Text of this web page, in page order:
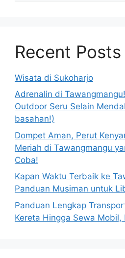
Recent Posts
Wisata di Sukoharjo
Adrenalin di
Outdoor Seru Selain
basahan!)
Dompet Aman, Perut
Meriah di Tawangmangu
Coba!
Kapan Waktu Terbaik ke
Panduan Musiman untuk
Panduan Lengkap
Kereta Hingga Sewa